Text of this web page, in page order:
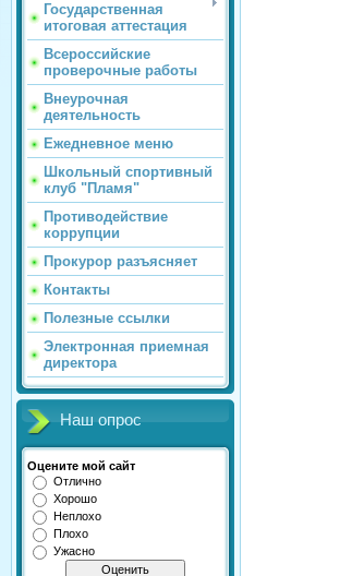
Государственная
итоговая аттестация
Всероссийские
проверочные работы
Внеурочная
деятельность
Ежедневное меню
Школьный спортивный
клуб "Пламя"
Противодействие
коррупции
Прокурор разъясняет
Контакты
Полезные ссылки
Электронная приемная
директора
Наш опрос
Оцените мой сайт
Отлично
Хорошо
Неплохо
Плохо
Ужасно